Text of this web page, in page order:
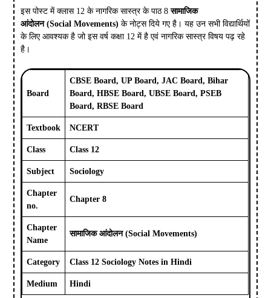
इस पोस्ट में क्लास 12 के नागरिक सास्त्र के पाठ 8सामाजिक
आंदोलन (Social Movements)के नोट्स दिये गए है। यह उन सभी विद्यार्थियों
के लिए आवश्यक है जो इस वर्ष कक्षा 12 में है एवं नागरिक सास्त्र विषय पढ़ रहे
है।
Board
CBSE Board, UP Board, JAC Board, Bihar
Board, HBSE Board, UBSE Board, PSEB
Board, RBSE Board
Textbook NCERT
Class Class 12
Subject Sociology
Chapter
no.
Chapter 8
Chapter
Name
सामाजिक आंदोलन (Social Movements)
Category Class 12 Sociology Notes in Hindi
Medium Hindi